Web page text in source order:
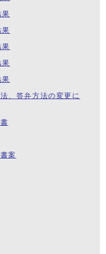
、答弁方法の変更に
案